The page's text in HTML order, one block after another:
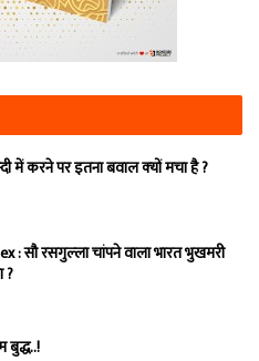
में करने पर इतना बवाल क्‍यों मचा है ?
: सौ रसगुल्‍ला चांपने वाला भारत भुखमरी
?
बुद्ध..!